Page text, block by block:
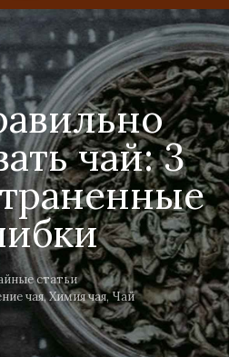
чай: 3
статьи
чая,Химия чая,Чай